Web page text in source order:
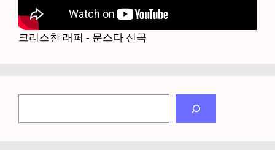
크리스찬 래퍼 - 문스타 신곡